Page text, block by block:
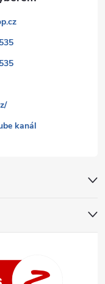
kanál